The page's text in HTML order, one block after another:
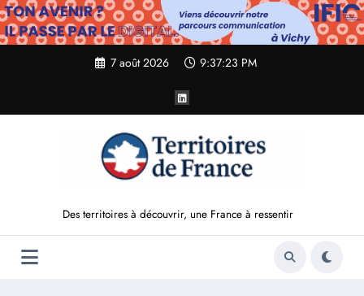
Aller
au
contenu
7 août 2026 9:37:25 PM
Des territoires à découvrir, une France à ressentir